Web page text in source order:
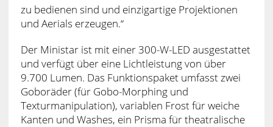
zu bedienen sind und einzigartige Projektionen
und Aerials erzeugen.“
Der Ministar ist mit einer 300-W-LED ausgestattet
und verfügt über eine Lichtleistung von über
9.700 Lumen. Das Funktionspaket umfasst zwei
Goboräder (für Gobo-Morphing und
Texturmanipulation), variablen Frost für weiche
Kanten und Washes, ein Prisma für theatralische